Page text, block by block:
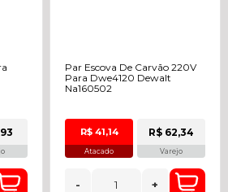
Par Escova De Carvão 220V
Para Dwe4120 Dewalt
Na160502
R$ 41,14
Atacado
R$ 62,34
Varejo
- +